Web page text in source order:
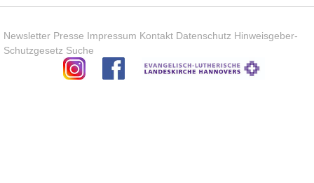
Newsletter Presse Impressum Kontakt Datenschutz Hinweisgeber-
Schutzgesetz Suche